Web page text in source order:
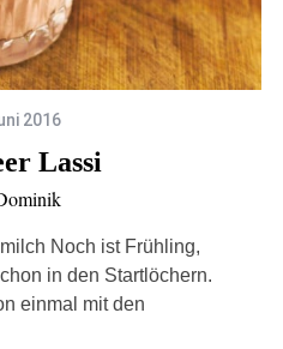
2016
Lassi
Noch ist Frühling,
in den Startlöchern.
einmal mit den